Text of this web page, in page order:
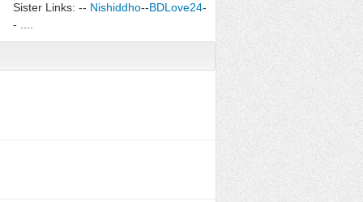
Sister Links: -- Nishiddho--BDLove24-
- ....